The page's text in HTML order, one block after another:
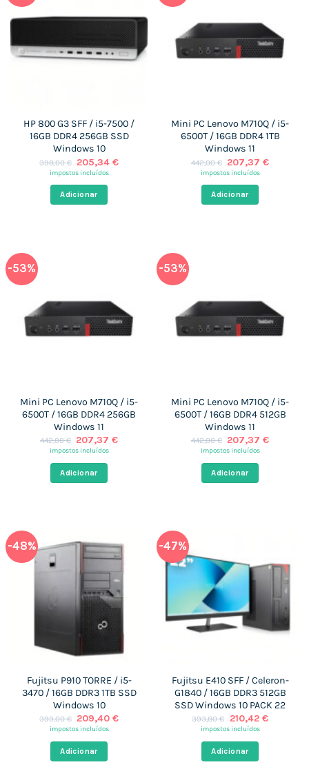
HP 800 G3 SFF / i5-7500 /
16GB DDR4 256GB SSD
Windows 10
398,00€ O
preço
era:
398,00 €.
205,34€O
impostos incluídos
Adicionar
Mini PC Lenovo M710Q / i5-
6500T / 16GB DDR4 1TB
Windows 11
442,00€ O
preço
era:
442,00 €.
207,37€O
impostos incluídos
Adicionar
-53%
Mini PC Lenovo M710Q / i5-
6500T / 16GB DDR4 256GB
Windows 11
442,00€ O
preço
era:
442,00 €.
207,37€O
impostos incluídos
Adicionar
-53%
Mini PC Lenovo M710Q / i5-
6500T / 16GB DDR4 512GB
Windows 11
442,00€ O
preço
era:
442,00 €.
207,37€O
impostos incluídos
Adicionar
-48%
Fujitsu P910 TORRE / i5-
3470 / 16GB DDR3 1TB SSD
Windows 10
399,00€ O
preço
era:
399,00 €.
209,40€O
impostos incluídos
Adicionar
-47%
Fujitsu E410 SFF / Celeron-
G1840 / 16GB DDR3 512GB
SSD Windows 10 PACK 22
393,80€
O
preço
era:
393,80 €.
210,42 €O
impostos incluídos
Adicionar